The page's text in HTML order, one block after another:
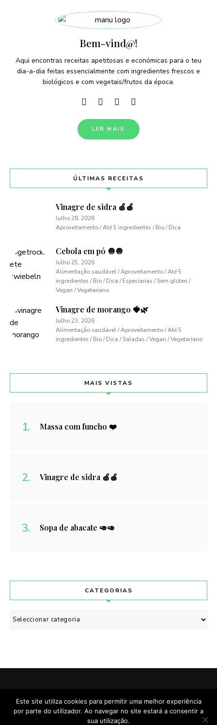
Bem-vind@!
Aqui encontras receitas apetitosas e económicas para o teu
dia-a-dia feitas essencialmente com ingredientes frescos e
biológicos e com vegetais/frutos da época.
LER MAIS
ÚLTIMAS RECEITAS
Vinagre de sidra 🍏🍎
Julho 28, 2026
Aproveitamento / Até 5 ingredientes / Bio / Dica
Cebola em pó 🧅🧅
Julho 25, 2026
Alimentação saudável / Aproveitamento / Até 5
ingredientes / Bio / Dica / Especiarias / Sem glúten /
Vegan / Vegetariano
Vinagre de morango 🍓🌿
Julho 23, 2026
Alimentação saudável / Aproveitamento / Até 5
ingredientes / Bio / Dica / Saladas / Vegan / Vegetariano
MAIS VISTAS
Massa com funcho ❤️
Vinagre de sidra 🍏🍎
Sopa de abacate 🥑🥑
CATEGORIAS
Categorias
Cozinhado & Escrito com por Manuela Brehm.
Este site utiliza cookies para permitir uma melhor experiência
por parte do utilizador. Ao navegar no site estará a consentir a
sua utilização.